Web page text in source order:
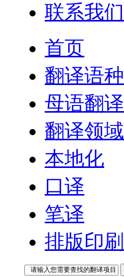
联系我们
首页
翻译语种
母语翻译
翻译领域
本地化
口译
笔译
排版印刷